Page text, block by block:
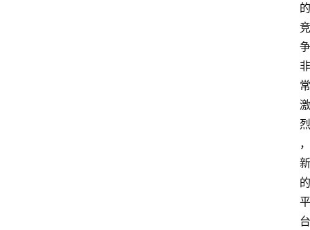
的
竞
争
非
常
激
烈
，
新
的
平
台